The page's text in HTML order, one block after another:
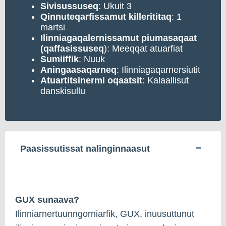
Sivisussuseq: Ukuit 3
Qinnuteqarfissamut killerititaq: 1
martsi
Ilinniagaqalernissamut piumasaqaat
(qaffasissuseq): Meeqqat atuarfiat
Sumiiffik: Nuuk
Aningaasaqarneq: Ilinniagaqarnersiutit
Atuartitsinermi oqaatsit: Kalaallisut
danskisullu
Paasissutissat nalinginnaasut
GUX sunaava?
Ilinniarnertuunngorniarfik, GUX, inuusuttunut